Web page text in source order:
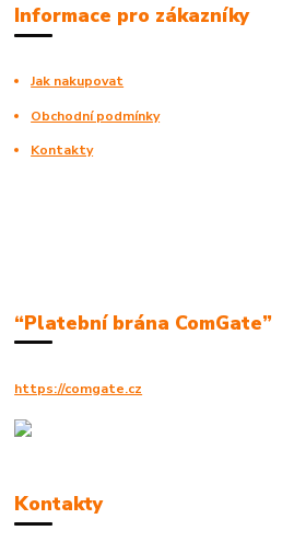
Informace pro zákazníky
Jak nakupovat
Obchodní podmínky
Kontakty
“Platební brána ComGate”
https://comgate.cz
Kontakty